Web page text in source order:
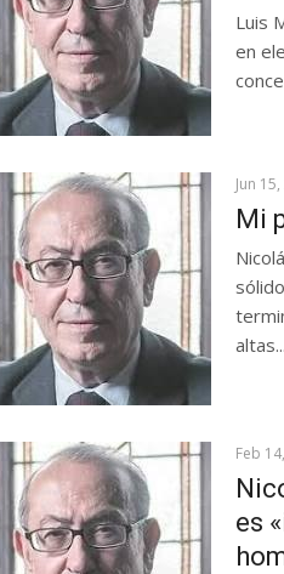
Luis
en
Jun
Mi
altas...
Feb
es